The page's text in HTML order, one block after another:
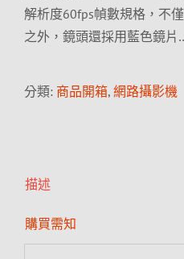
解析度60fps幀數規格，不
之外，鏡頭還採用藍色鏡片
分類: 商品開箱, 網路攝影機
描述
購買需知